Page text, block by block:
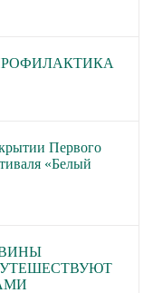
Первого
«Белый